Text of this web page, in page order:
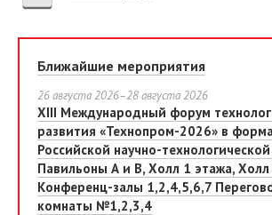
Ближайшие мероприятия
26 августа 2026–28 августа 2026
XIII Международный форум
развития «Технопром-2026» в
Российской научно-
Павильоны А и В, Холл 1 этажа, Холл
Конференц-залы 1,2,4,5,6,7
комнаты №1,2,3,4